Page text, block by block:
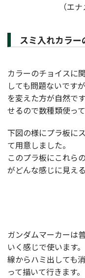
（エ
スミ入れカラ
カラーのチョイスに
しても問題ないです
を変えた方が自然で
せるので数種類使っ
下図の様にプラ板に
て用意しました。
このプラ板にこれら
がどんな感じに見え
ガンダムマーカーは
いく感じで使います。
線からハミ出しても
って描いて行きます。